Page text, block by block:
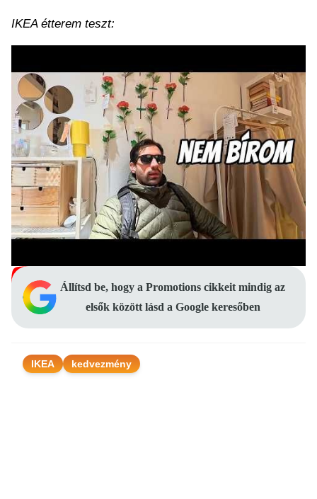
IKEA étterem teszt:
Állítsd be, hogy a Promotions cikkeit mindig az
elsők között lásd a Google keresőben
IKEA kedvezmény